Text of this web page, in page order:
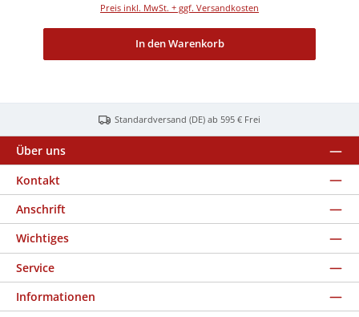
Preis inkl. MwSt. + ggf. Versandkosten
In den Warenkorb
Standardversand (DE) ab 595 € Frei
Über uns
Kontakt
Anschrift
Wichtiges
Service
Informationen